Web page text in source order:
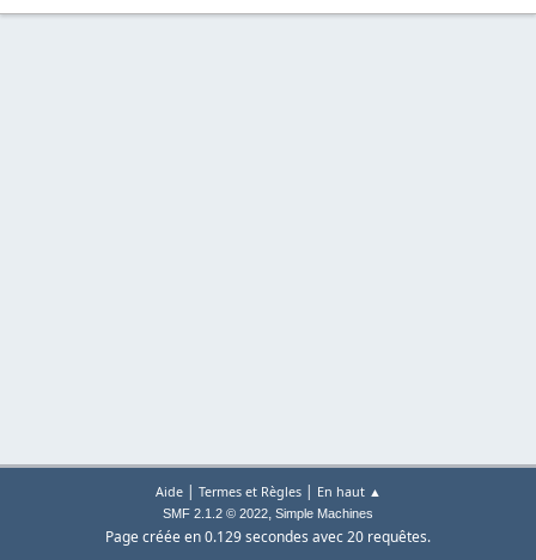
Aide| Termes et Règles| En haut ▲
SMF 2.1.2 © 2022, Simple Machines
Page créée en 0.129 secondes avec 20 requêtes.